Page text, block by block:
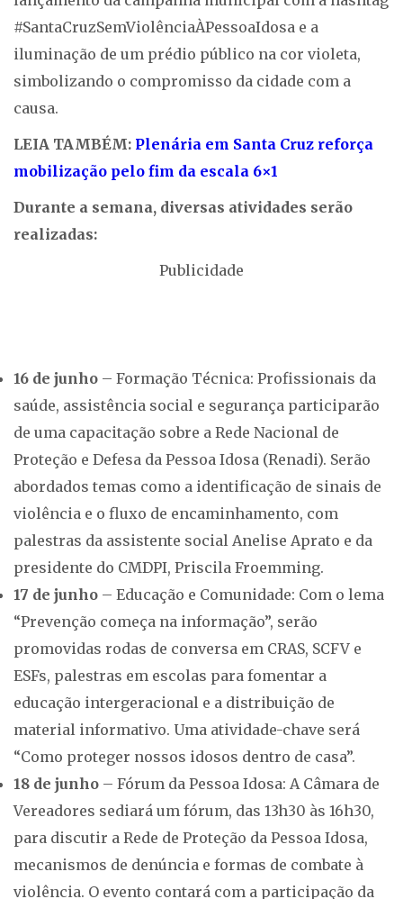
#SantaCruzSemViolênciaÀPessoaIdosa e a
iluminação de um prédio público na cor violeta,
simbolizando o compromisso da cidade com a
causa.
LEIA TAMBÉM: Plenária em Santa Cruz reforça
mobilização pelo fim da escala 6×1
Durante a semana, diversas atividades serão
realizadas:
Publicidade
16 de junho – Formação Técnica: Profissionais da
saúde, assistência social e segurança participarão
de uma capacitação sobre a Rede Nacional de
Proteção e Defesa da Pessoa Idosa (Renadi). Serão
abordados temas como a identificação de sinais de
violência e o fluxo de encaminhamento, com
palestras da assistente social Anelise Aprato e da
presidente do CMDPI, Priscila Froemming.
17 de junho – Educação e Comunidade: Com o lema
“Prevenção começa na informação”, serão
promovidas rodas de conversa em CRAS, SCFV e
ESFs, palestras em escolas para fomentar a
educação intergeracional e a distribuição de
material informativo. Uma atividade-chave será
“Como proteger nossos idosos dentro de casa”.
18 de junho – Fórum da Pessoa Idosa: A Câmara de
Vereadores sediará um fórum, das 13h30 às 16h30,
para discutir a Rede de Proteção da Pessoa Idosa,
mecanismos de denúncia e formas de combate à
violência. O evento contará com a participação da